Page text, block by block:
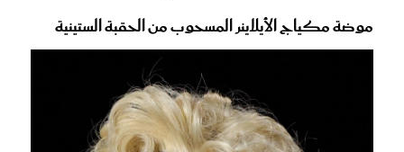
موضة مكياج الأيلاينر المسحوب من الحقبة الستينية